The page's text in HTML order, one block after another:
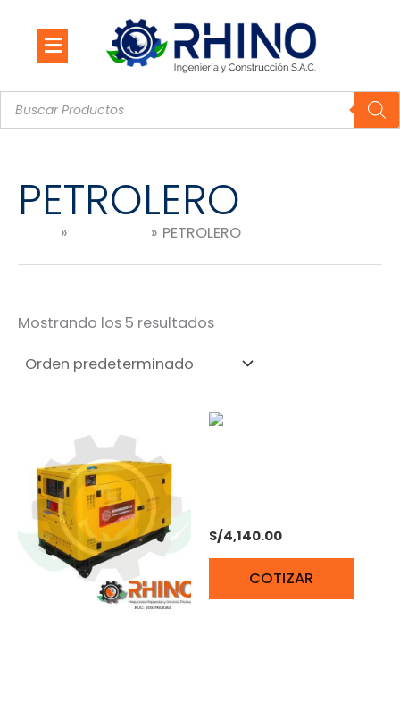
contenido
Búsqueda
de
productos
PETROLERO
PETROLERO
Mostrando los 5 resultados
S/4,140.00
COTIZAR